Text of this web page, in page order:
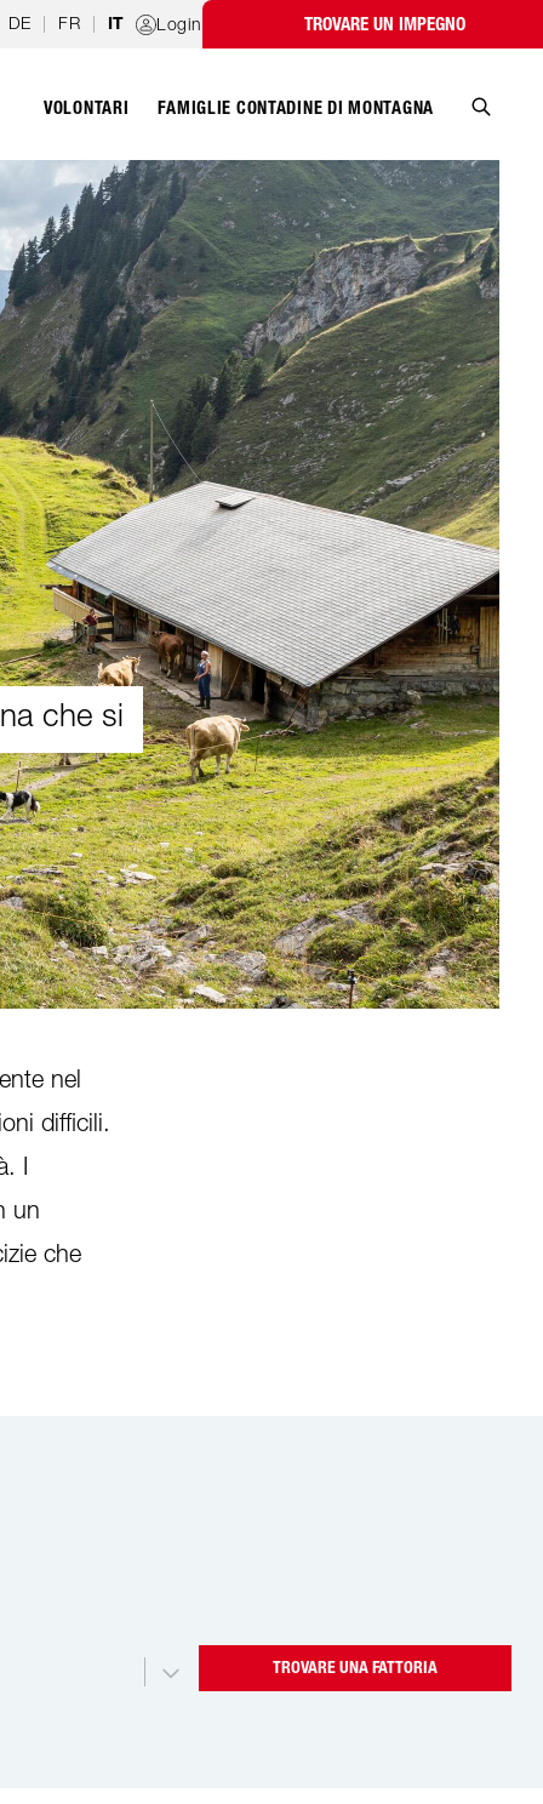
DE | FR | IT Login TROVARE UN IMPEGNO
VOLONTARI FAMIGLIE CONTADINE DI MONTAGNA
che si
nel
difficili.
I
un
che
TROVARE UNA FATTORIA